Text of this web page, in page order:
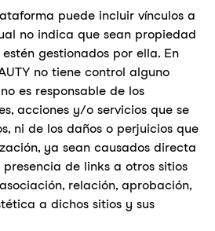
puede incluir vínculos a
no indica que sean propiedad
gestionados por ella. En
no tiene control alguno
es responsable de los
acciones y/o servicios que se
ni de los daños o perjuicios que
ya sean causados directa
de links a otros sitios
relación, aprobación,
a dichos sitios y sus